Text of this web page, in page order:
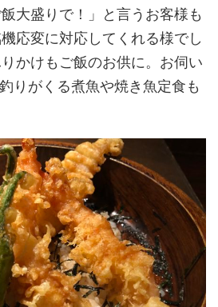
大盛りで！」と言うお客様も
応変に対応してくれる様でし
かけもご飯のお供に。お伺い
りがくる煮魚や焼き魚定食も